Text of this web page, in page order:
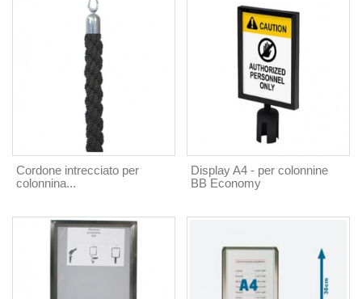
Cordone intrecciato per
colonnina...
Display A4 - per colonnine
BB Economy